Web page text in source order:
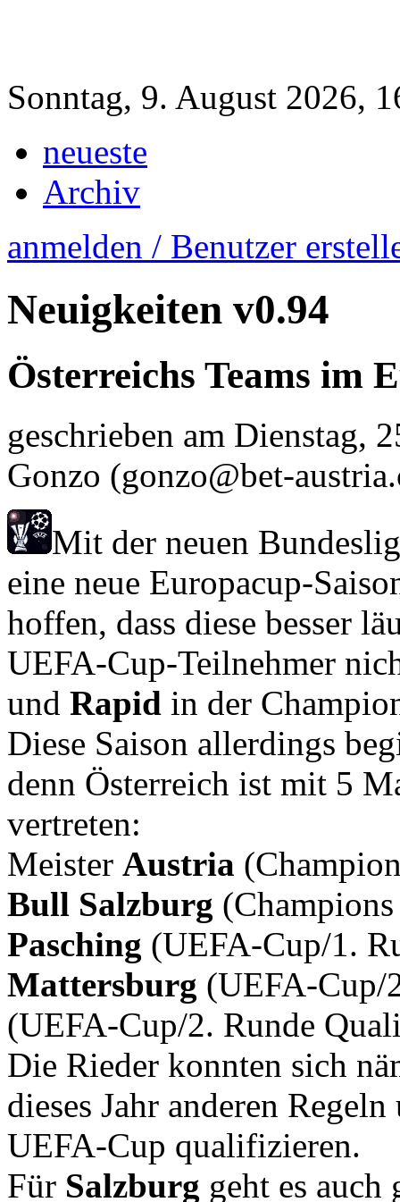
Sonntag, 9. August 2026,
neueste
Archiv
anmelden / Benutzer
Neuigkeiten v0.94
Österreichs Teams im
geschrieben am Dienstag,
Gonzo (gonzo@bet-
Mit der neuen
eine neue Europacup-
hoffen, dass diese besser
UEFA-Cup-Teilnehmer
und Rapid in der
Diese Saison allerdings
denn Österreich ist mit 5
vertreten:
Meister Austria
Bull Salzburg
Pasching (UEFA-Cup/1.
Mattersburg (UEFA-Cup/
(UEFA-Cup/2. Runde
Die Rieder konnten sich
dieses Jahr anderen
UEFA-Cup qualifizieren.
Für Salzburg geht es